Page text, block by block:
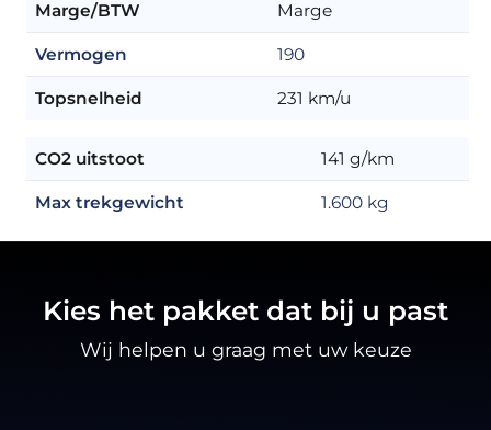
Marge/BTW Marge
Vermogen 190
Topsnelheid 231 km/u
CO2 uitstoot 141 g/km
Max trekgewicht 1.600 kg
Kies het pakket dat bij u past
Wij helpen u graag met uw keuze